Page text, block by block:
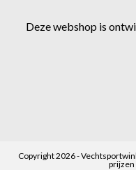
Deze webshop is
Copyright 2026 -
prijzen